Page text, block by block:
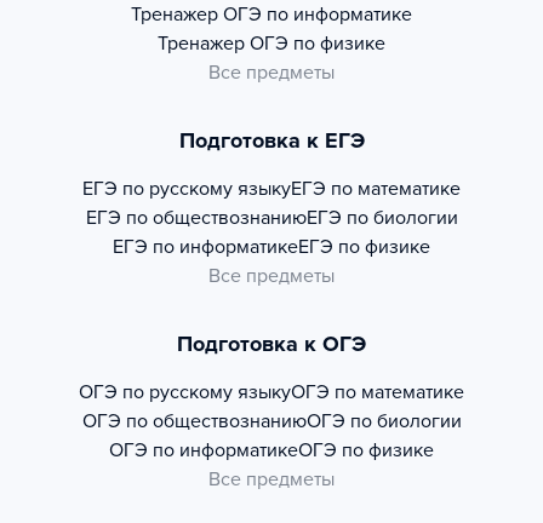
Тренажер ОГЭ по информатике
Тренажер ОГЭ по физике
Все предметы
Подготовка к ЕГЭ
ЕГЭ по русскому языкуЕГЭ по математике
ЕГЭ по обществознаниюЕГЭ по биологии
ЕГЭ по информатикеЕГЭ по физике
Все предметы
Подготовка к ОГЭ
ОГЭ по русскому языкуОГЭ по математике
ОГЭ по обществознаниюОГЭ по биологии
ОГЭ по информатикеОГЭ по физике
Все предметы